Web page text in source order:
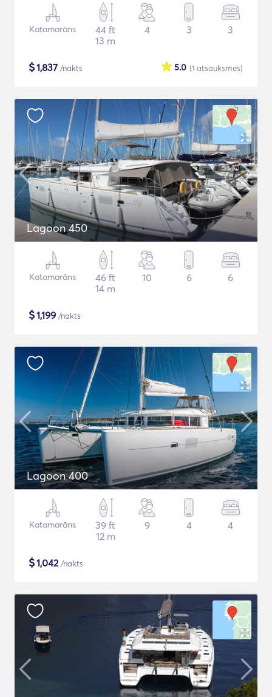
Katamarāns
44 ft
13 m
4 3 3
$1,837 /nakts (1 atsauksmes)
5.0
Lagoon 450
Katamarāns
46 ft
14 m
10 6 6
$1,199 /nakts
Lagoon 400
Katamarāns
39 ft
12 m
9 4 4
$1,042/nakts